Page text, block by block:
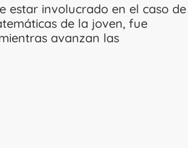
estar involucrado en el caso de
de la joven, fue
avanzan las